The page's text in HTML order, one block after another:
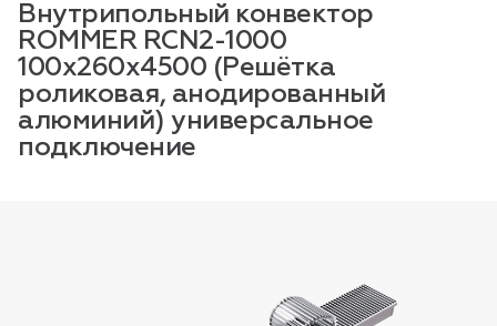
Внутрипольный конвектор
ROMMER RCN2-1000
100х260х4500 (Решётка
роликовая, анодированный
алюминий) универсальное
подключение